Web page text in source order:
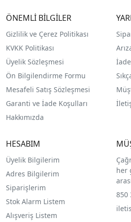
ÖNEMLİ BİLGİLER
Gizlilik ve Çerez Politikası
KVKK Politikası
Üyelik Sözleşmesi
Ön Bilgilendirme Formu
Mesafeli Satış Sözleşmesi
Garanti ve İade Koşulları
Hakkımızda
HESABIM
Üyelik Bilgilerim
Adres Bilgilerim
Siparişlerim
Stok Alarm Listem
Alışveriş Listem
her
850